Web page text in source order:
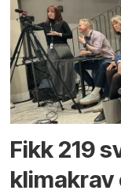
Fikk 219
klimakrav